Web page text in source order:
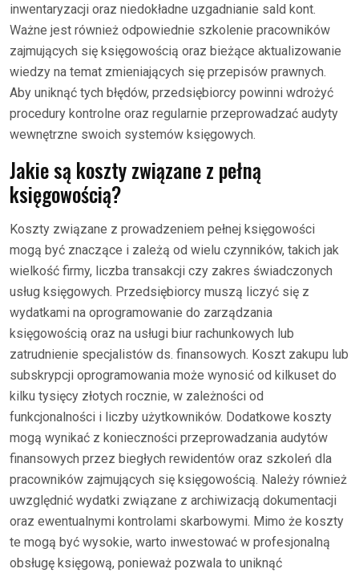
inwentaryzacji oraz niedokładne uzgadnianie sald kont.
Ważne jest również odpowiednie szkolenie pracowników
zajmujących się księgowością oraz bieżące aktualizowanie
wiedzy na temat zmieniających się przepisów prawnych.
Aby uniknąć tych błędów, przedsiębiorcy powinni wdrożyć
procedury kontrolne oraz regularnie przeprowadzać audyty
wewnętrzne swoich systemów księgowych.
Jakie są koszty związane z pełną
księgowością?
Koszty związane z prowadzeniem pełnej księgowości
mogą być znaczące i zależą od wielu czynników, takich jak
wielkość firmy, liczba transakcji czy zakres świadczonych
usług księgowych. Przedsiębiorcy muszą liczyć się z
wydatkami na oprogramowanie do zarządzania
księgowością oraz na usługi biur rachunkowych lub
zatrudnienie specjalistów ds. finansowych. Koszt zakupu lub
subskrypcji oprogramowania może wynosić od kilkuset do
kilku tysięcy złotych rocznie, w zależności od
funkcjonalności i liczby użytkowników. Dodatkowe koszty
mogą wynikać z konieczności przeprowadzania audytów
finansowych przez biegłych rewidentów oraz szkoleń dla
pracowników zajmujących się księgowością. Należy również
uwzględnić wydatki związane z archiwizacją dokumentacji
oraz ewentualnymi kontrolami skarbowymi. Mimo że koszty
te mogą być wysokie, warto inwestować w profesjonalną
obsługę księgową, ponieważ pozwala to uniknąć